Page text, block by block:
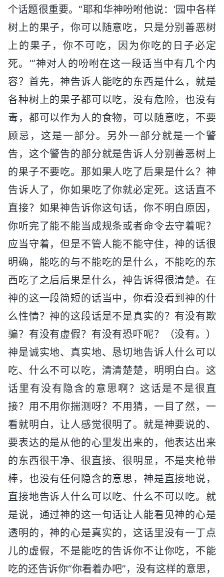
个话题很重要。“耶和华神吩咐他说：‘园中各样
树上的果子，你可以随意吃，只是分别善恶树
上的果子，你不可吃，因为你吃的日子必定
死。’”神对人的吩咐在这一段话当中有几个内
容？首先，神告诉人能吃的东西是什么，就是
各种树上的果子都可以吃，没有危险，也没有
毒，都可以作为人的食物，可以随意吃，不要
顾忌，这是一部分。另外一部分就是一个警
告，这个警告的部分就是告诉人分别善恶树上
的果子不要吃。那如果人吃了后果是什么？神
告诉人了，你如果吃了你就必定死。这话直不
直接？如果神告诉你这句话，你不明白原因，
你听完了能不能当成规条或者命令去守着呢？
应当守着，但是不管人能不能守住，神的话很
明确，能吃的与不能吃的是什么，不能吃的东
西吃了之后后果是什么，神告诉得很清楚。在
神的这一段简短的话当中，你看没看到神的什
么性情？神的这段话是不是真实的？有没有欺
骗？有没有虚假？有没有恐吓呢？（没有。）
神是诚实地、真实地、恳切地告诉人什么可以
吃、什么不可以吃，清清楚楚，明明白白。这
话里有没有隐含的意思啊？这话是不是很直
接？用不用你揣测呀？不用猜，一目了然，一
看就明白，让人感觉很明了。就是神要说的、
要表达的是从他的心里发出来的，他表达出来
的东西很干净、很直接、很明显，不是夹枪带
棒，也没有任何隐含的意思，神是直接地说，
直接地告诉人什么可以吃、什么不可以吃。就
是说，通过神的这一句话让人能看见神的心是
透明的，神的心是真实的，这话里没有一丁点
儿的虚假，不是能吃的告诉你不让你吃，不能
吃的还告诉你“你看着办吧”，没有这样的意思，